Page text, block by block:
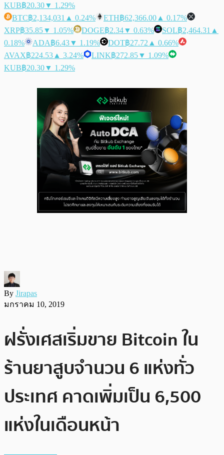
KUB฿20.30▼ 1.29%
BTC฿2,134,031 ▲ 0.24% ETH฿62,366.00 ▲ 0.17%
XRP฿35.85▼ 1.05% DOGE฿2.34▼ 0.63% SOL฿2,464.31 ▲
0.18%
ADA฿6.43▼ 1.19% DOT฿27.72 ▲ 0.66%
AVAX฿224.53 ▲ 3.24% LINK฿272.85▼ 1.09%
KUB฿20.30▼ 1.29%
By Jirapas
มกราคม 10, 2019
ฝรั่งเศสเริ่มขาย Bitcoin ใน
ร้านยาสูบจำนวน 6 แห่งทั่ว
ประเทศ คาดเพิ่มเป็น 6,500
แห่งในเดือนหน้า